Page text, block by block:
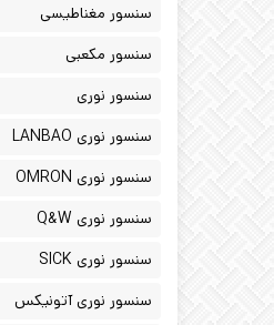
سنسور مغناطیسی
سنسور مکعبی
سنسور نوری
سنسور نوری LANBAO
سنسور نوری OMRON
سنسور نوری Q&W
سنسور نوری SICK
سنسور نوری آتونیکس